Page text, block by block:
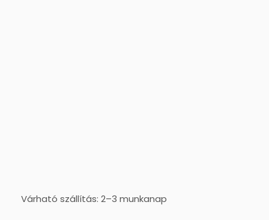
Várható szállítás: 2–3 munkanap